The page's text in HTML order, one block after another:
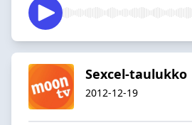
Sexcel-taulukko
2012-12-19